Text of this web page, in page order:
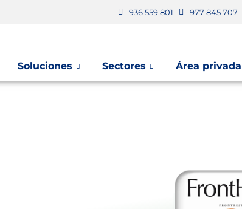
936 559 801 977 845 707
Soluciones Sectores Área privada